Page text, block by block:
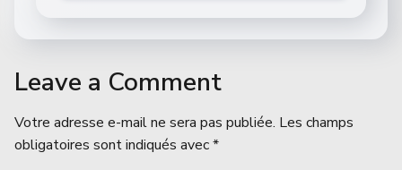
Leave a Comment
Votre adresse e-mail ne sera pas publiée. Les champs
obligatoires sont indiqués avec*